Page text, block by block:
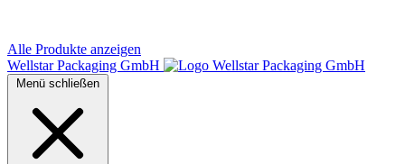
Alle Produkte anzeigen
Wellstar Packaging GmbH
Menü schließen